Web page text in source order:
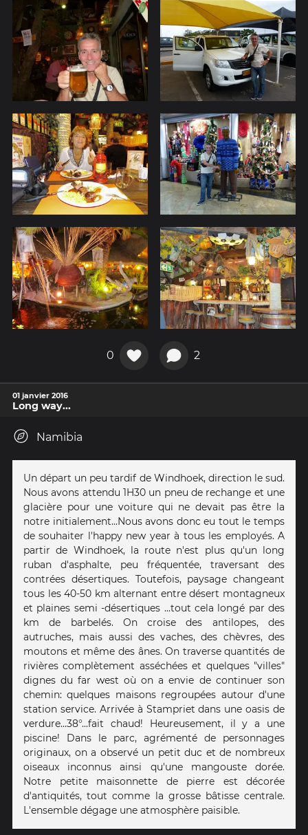
0 2
01 janvier 2016
Long way...
Namibia
Un départ un peu tardif de Windhoek, direction le sud.
Nous avons attendu 1H30 un pneu de rechange et une
glacière pour une voiture qui ne devait pas être la
notre initialement...Nous avons donc eu tout le temps
de souhaiter l'happy new year à tous les employés. A
partir de Windhoek, la route n'est plus qu'un long
ruban d'asphalte, peu fréquentée, traversant des
contrées désertiques. Toutefois, paysage changeant
tous les 40-50 km alternant entre désert montagneux
et plaines semi -désertiques ...tout cela longé par des
km de barbelés. On croise des antilopes, des
autruches, mais aussi des vaches, des chèvres, des
moutons et même des ânes. On traverse quantités de
rivières complètement asséchées et quelques "villes"
dignes du far west où on a envie de continuer son
chemin: quelques maisons regroupées autour d'une
station service. Arrivée à Stampriet dans une oasis de
verdure...38°...fait chaud! Heureusement, il y a une
piscine! Dans le parc, agrémenté de personnages
originaux, on a observé un petit duc et de nombreux
oiseaux inconnus ainsi qu'une mangouste dorée.
Notre petite maisonnette de pierre est décorée
d'antiquités, tout comme la grosse bâtisse centrale.
L'ensemble dégage une atmosphère paisible.